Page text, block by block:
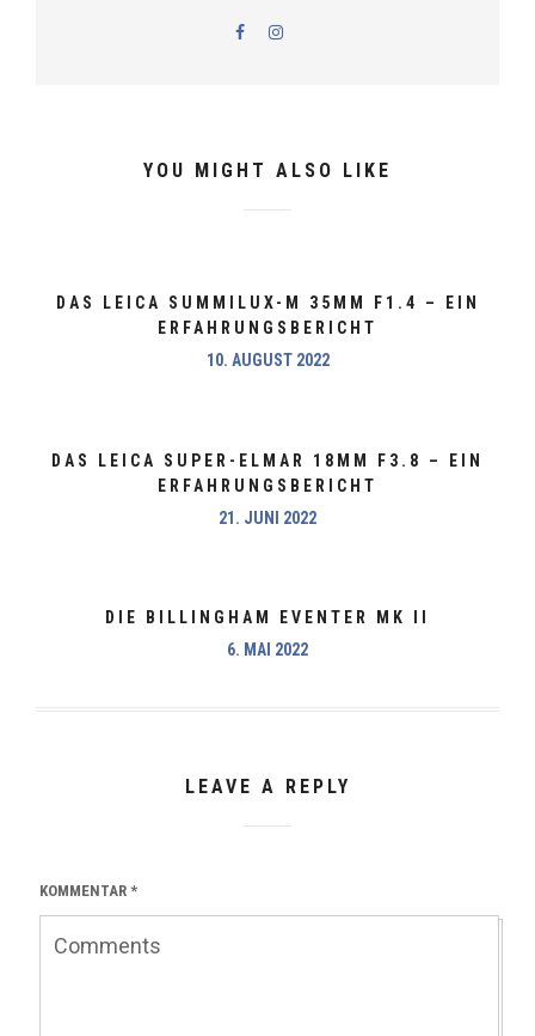
YOU MIGHT ALSO LIKE
DAS LEICA SUMMILUX-M 35MM F1.4 – EIN
ERFAHRUNGSBERICHT
10. AUGUST 2022
DAS LEICA SUPER-ELMAR 18MM F3.8 – EIN
ERFAHRUNGSBERICHT
21. JUNI 2022
DIE BILLINGHAM EVENTER MK II
6. MAI 2022
LEAVE A REPLY
KOMMENTAR *